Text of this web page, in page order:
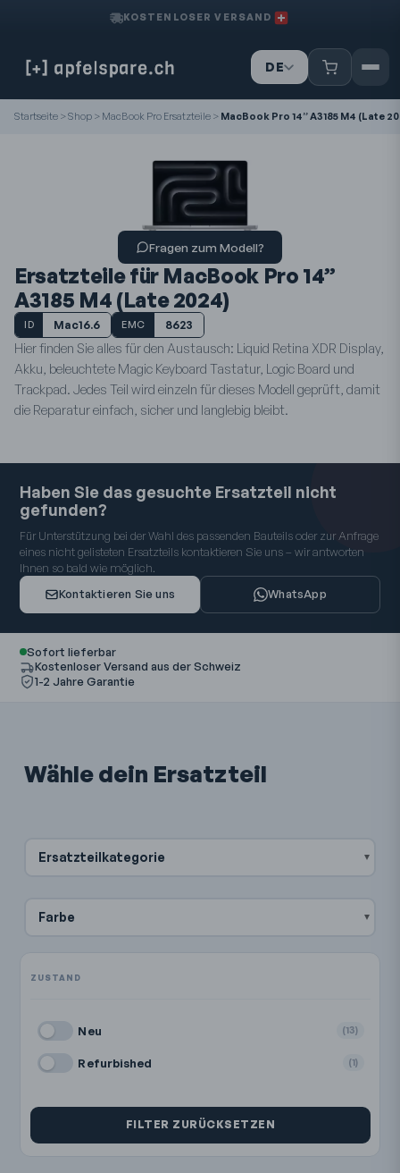
KOSTENLOSER VERSAND
DE
FR
Startseite >Shop > MacBook Pro Ersatzteile > MacBook Pro 14” A3185 M4 (Late
Fragen zum Modell?
Ersatzteile für MacBook Pro 14”
A3185 M4 (Late 2024)
ID Mac16.6 EMC 8623
Hier finden Sie alles für den Austausch: Liquid Retina XDR Display,
Akku, beleuchtete Magic Keyboard Tastatur, Logic Board und
Trackpad. Jedes Teil wird einzeln für dieses Modell geprüft, damit
die Reparatur einfach, sicher und langlebig bleibt.
Haben Sie das gesuchte Ersatzteil nicht
gefunden?
Für Unterstützung bei der Wahl des passenden Bauteils oder zur Anfrage
eines nicht gelisteten Ersatzteils kontaktieren Sie uns – wir antworten
Ihnen so bald wie möglich.
Kontaktieren Sie uns
WhatsApp
Sofort lieferbar
Kostenloser Versand aus der Schweiz
1-2 Jahre Garantie
Wähle dein Ersatzteil
Ersatzteilkategorie
Farbe
Neu (13)
Refurbished (1)
FILTER ZURÜCKSETZEN